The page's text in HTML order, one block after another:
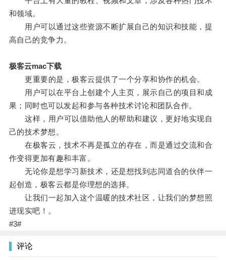
和领域。
用户可以通过这些资源不断扩展自己的知识和技能，提
高自己的竞争力。
极客云mac下载
更重要的是，极客云提供了一个分享和协作的机会。
用户可以在平台上创建个人主页，展示自己的项目和成
果；同时也可以发起和参与各种技术讨论和团队合作。
这样，用户可以借助他人的帮助和建议，更好地实现自
己的技术梦想。
在极客云，技术不再是孤立的存在，而是通过交流和合
作变得更加有趣和丰富。
无论你是想学习新技术，还是想找到志同道合的伙伴一
起创造，极客云都是你理想的选择。
让我们一起加入这个温暖的技术社区，让我们的梦想照
进现实吧！。
#3#
评论